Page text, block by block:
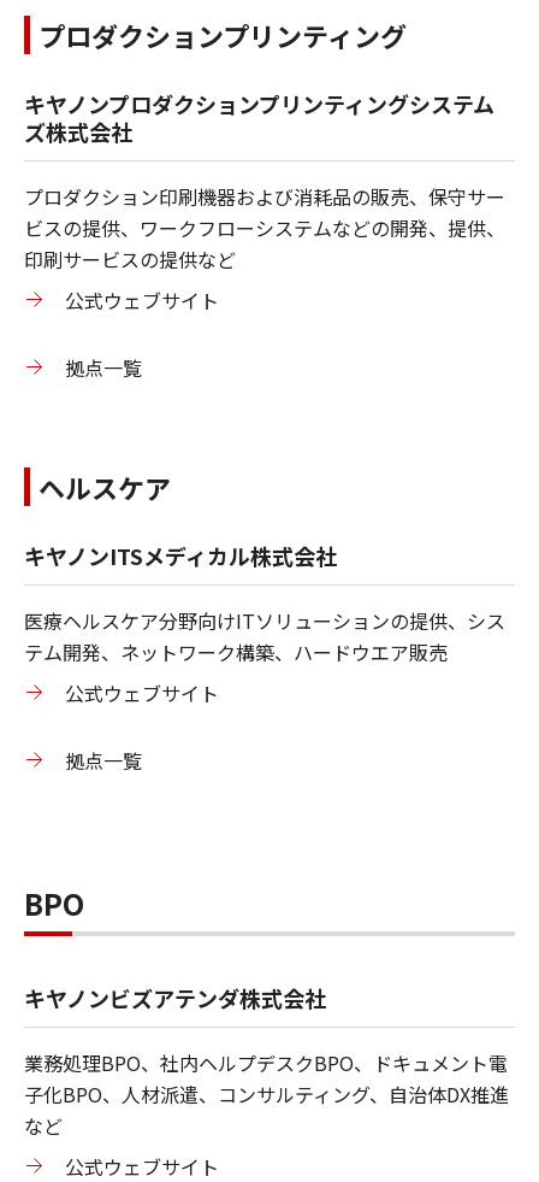
プロダクションプリンティング
キヤノンプロダクションプリンティングシステム
ズ株式会社
プロダクション印刷機器および消耗品の販売、保守サー
ビスの提供、ワークフローシステムなどの開発、提供、
印刷サービスの提供など
公式ウェブサイト
拠点一覧
ヘルスケア
キヤノンITSメディカル株式会社
医療ヘルスケア分野向けITソリューションの提供、シス
テム開発、ネットワーク構築、ハードウエア販売
公式ウェブサイト
拠点一覧
BPO
キヤノンビズアテンダ株式会社
業務処理BPO、社内ヘルプデスクBPO、ドキュメント電
子化BPO、人材派遣、コンサルティング、自治体DX推進
など
公式ウェブサイト